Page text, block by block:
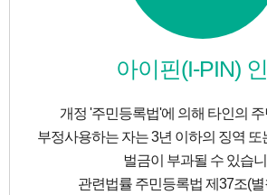
아이핀(I-PIN)
개정 '주민등록법'에 의해 타인의
부정사용하는 자는 3년 이하의 징역 또
벌금이 부과될 수 있습
관련법률 주민등록법 제37조(별